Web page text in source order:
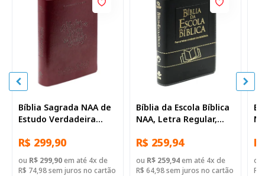
Bíblia Sagrada NAA de
Estudo Verdadeira
Regular, com mapa,
Capa Couro Sintético
Ilustrada Marrom
R$ 299,90
ou R$ 299,90em até 4x de
R$ 74,98 sem juros no cartão
Bíblia da Escola Bíblica
NAA, Letra Regular,
Sintético Preta
R$ 259,94
ou R$ 259,94em até 4x de
R$ 64,98 sem juros no cartão
ou
R$